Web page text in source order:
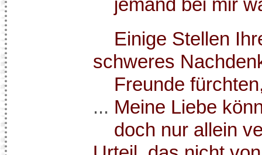
Einige Stellen
schweres
Freunde
... Meine Liebe
doch nur allein